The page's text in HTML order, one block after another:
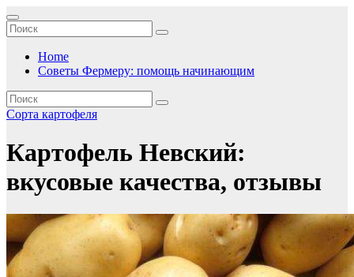
Перейти
к
содержимому
Home
Советы Фермеру: помощь начинающим
Сорта картофеля
Картофель Невский:
вкусовые качества, отзывы